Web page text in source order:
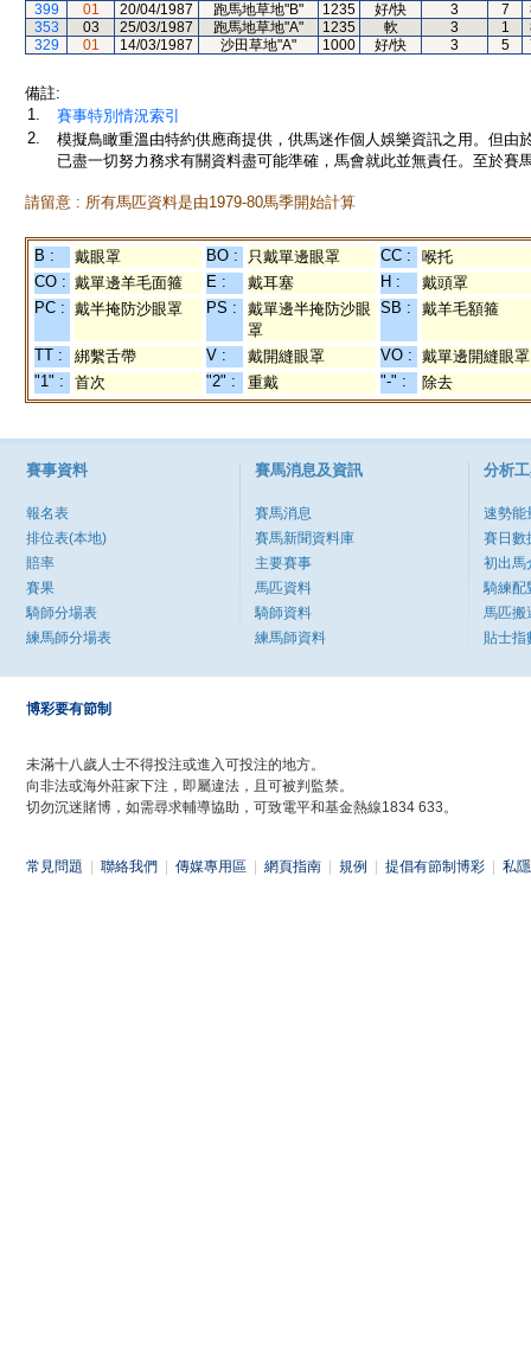
399
01 20/04/1987 跑馬地草地"B" 1235 好/快 3 7
353
03 25/03/1987 跑馬地草地"A" 1235 軟 3 1
329
01 14/03/1987 沙田草地"A" 1000 好/快 3 5
備註:
1.
賽事特別情況索引
2.
模擬鳥瞰重溫由特約供應商提供，供馬迷作個人娛樂資訊之用。但
已盡一切努力務求有關資料盡可能準確，馬會就此並無責任。至於賽
請留意 : 所有馬匹資料是由1979-80馬季開始計算
B : 戴眼罩 BO : 只戴單邊眼罩 CC :
喉托
CO : 戴單邊羊毛面箍 E : 戴耳塞 H :
戴頭罩
PC : 戴半掩防沙眼罩 PS :
戴單邊半掩防沙眼
罩
SB : 戴羊毛額箍
TT : 綁繫舌帶 V : 戴開縫眼罩 VO : 戴單邊開縫眼罩
"1" :
首次 "2" : 重戴 "-" : 除去
賽事資料
報名表
排位表(本地)
賠率
賽果
騎師分場表
練馬師分場表
賽馬消息及資訊
賽馬消息
賽馬新聞資料庫
主要賽事
馬匹資料
騎師資料
練馬師資料
分析
速勢能
賽日數
初出馬
騎練配
馬匹搬
貼士指
博彩要有節制
未滿十八歲人士不得投注或進入可投注的地方。
向非法或海外莊家下注，即屬違法，且可被判監禁。
切勿沉迷賭博，如需尋求輔導協助，可致電平和基金熱線1834 633。
常見問題 聯絡我們 傳媒專用區 網頁指南 規例 提倡有節制博彩 私